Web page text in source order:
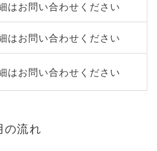
はお問い合わせください
はお問い合わせください
はお問い合わせください
の流れ